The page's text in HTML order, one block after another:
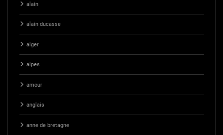
alain
alain ducasse
alger
alpes
amour
anglais
anne de bretagne